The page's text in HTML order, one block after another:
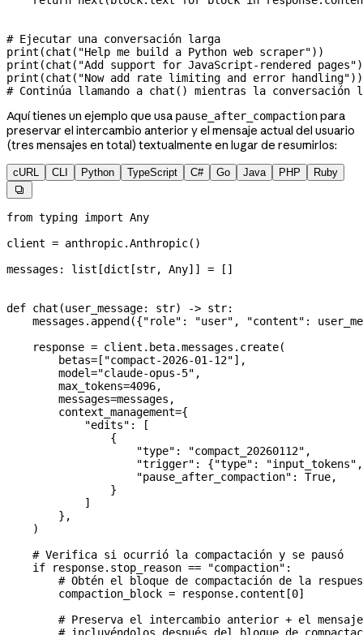
# Ejecutar una conversación larga
print (chat( "Help me build a Python web scraper"))
print (chat( "Add support for JavaScript-rendered pages"
print (chat( "Now add rate limiting and error handling"))
# Continúa llamando a chat() mientras la conversación
Aquí tienes un ejemplo que usa pause_after_compactionpara
preservar el intercambio anterior y el mensaje actual del usuario
(tres mensajes en total) textualmente en lugar de resumirlos:
cURL CLI Python TypeScript C# Go Java PHP Ruby

from typing import Any
client = anthropic.Anthropic()
messages: list[dict[str, Any]] = []
def chat (user_message: str) -> str:
    messages.append({
"role" : "user" , "content" :
    response
= client.beta.messages.create(
        betas
= [ "compact-2026-01-12"],
        model
="claude-opus-5" ,
        max_tokens
=4096,
        messages
=messages,
        context_management
={
            "edits"
: [
                {
                    "type"
: "compact_20260112" ,
                    "trigger"
: {"type" : "input_tokens"
                    "pause_after_compaction"
: True,
                }
            ]
        },
    )
    # Verifica si ocurrió la compactación y se pausó
    if
response.stop_reason == "compaction" :
# Obtén el bloque de compactación de la
        compaction_block
= response.content[0]
# Preserva el intercambio anterior + el